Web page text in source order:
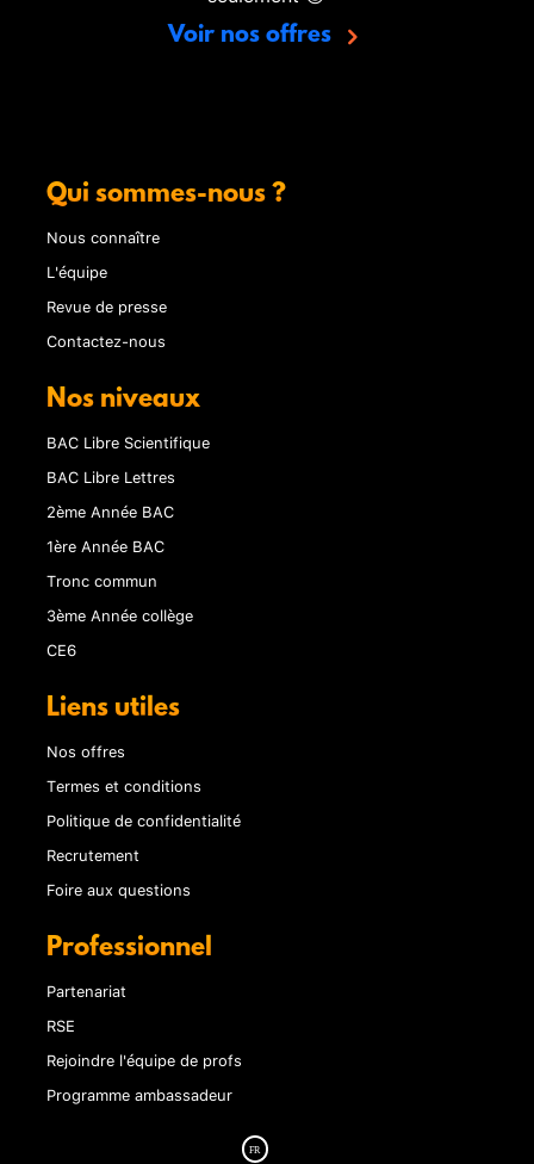
Voir nos offres
Qui sommes-nous ?
Nous connaître
L'équipe
Revue de presse
Contactez-nous
Nos niveaux
BAC Libre Scientifique
BAC Libre Lettres
2ème Année BAC
1ère Année BAC
Tronc commun
3ème Année collège
CE6
Liens utiles
Nos offres
Termes et conditions
Politique de confidentialité
Recrutement
Foire aux questions
Professionnel
Partenariat
RSE
Rejoindre l'équipe de profs
Programme ambassadeur